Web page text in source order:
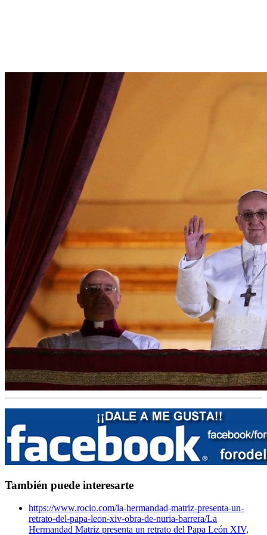
También puede interesarte
https://www.rocio.com/la-hermandad-matriz-presenta-un-
retrato-del-papa-leon-xiv-obra-de-nuria-barrera/La
Hermandad Matriz presenta un retrato del Papa León XIV,